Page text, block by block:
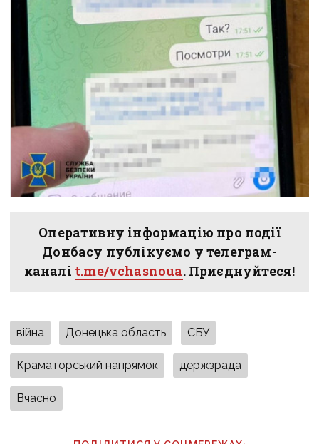
Оперативну інформацію про події
Донбасу публікуємо у телеграм-
каналі t.me/vchasnoua. Приєднуйтеся!
війна Донецька область СБУ
Краматорський напрямок держзрада
Вчасно